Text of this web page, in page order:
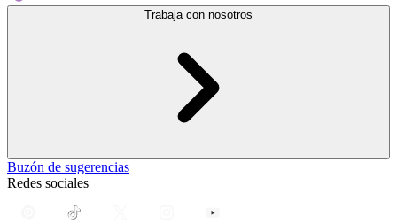
Trabaja con nosotros
Buzón de sugerencias
Redes sociales